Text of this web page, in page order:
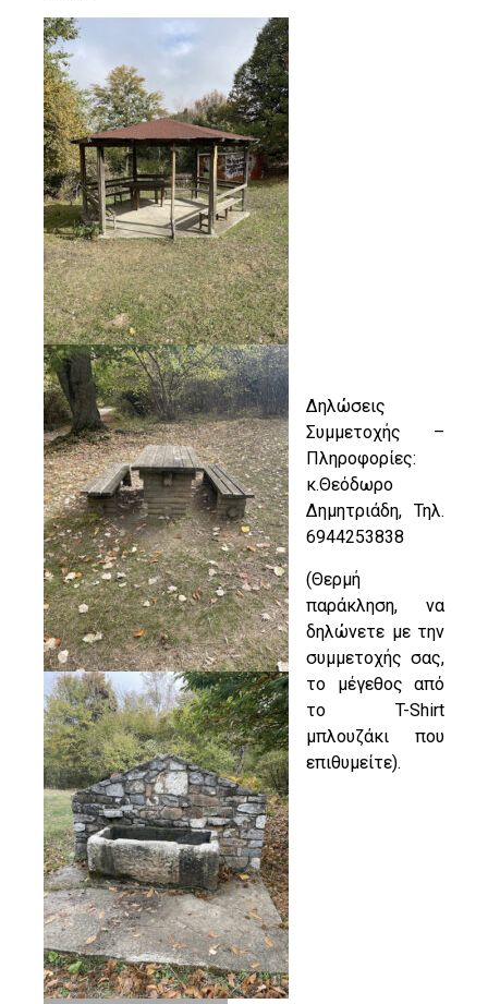
Δηλώσεις
Συμμετοχής –
Πληροφορίες:
κ.Θεόδωρο
Δημητριάδη, Τηλ.
6944253838
(Θερμή
παράκληση, να
δηλώνετε με την
συμμετοχής σας,
το μέγεθος από
το T-Shirt
μπλουζάκι που
επιθυμείτε).